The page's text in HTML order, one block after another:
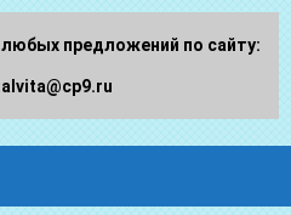
предложений по сайту: